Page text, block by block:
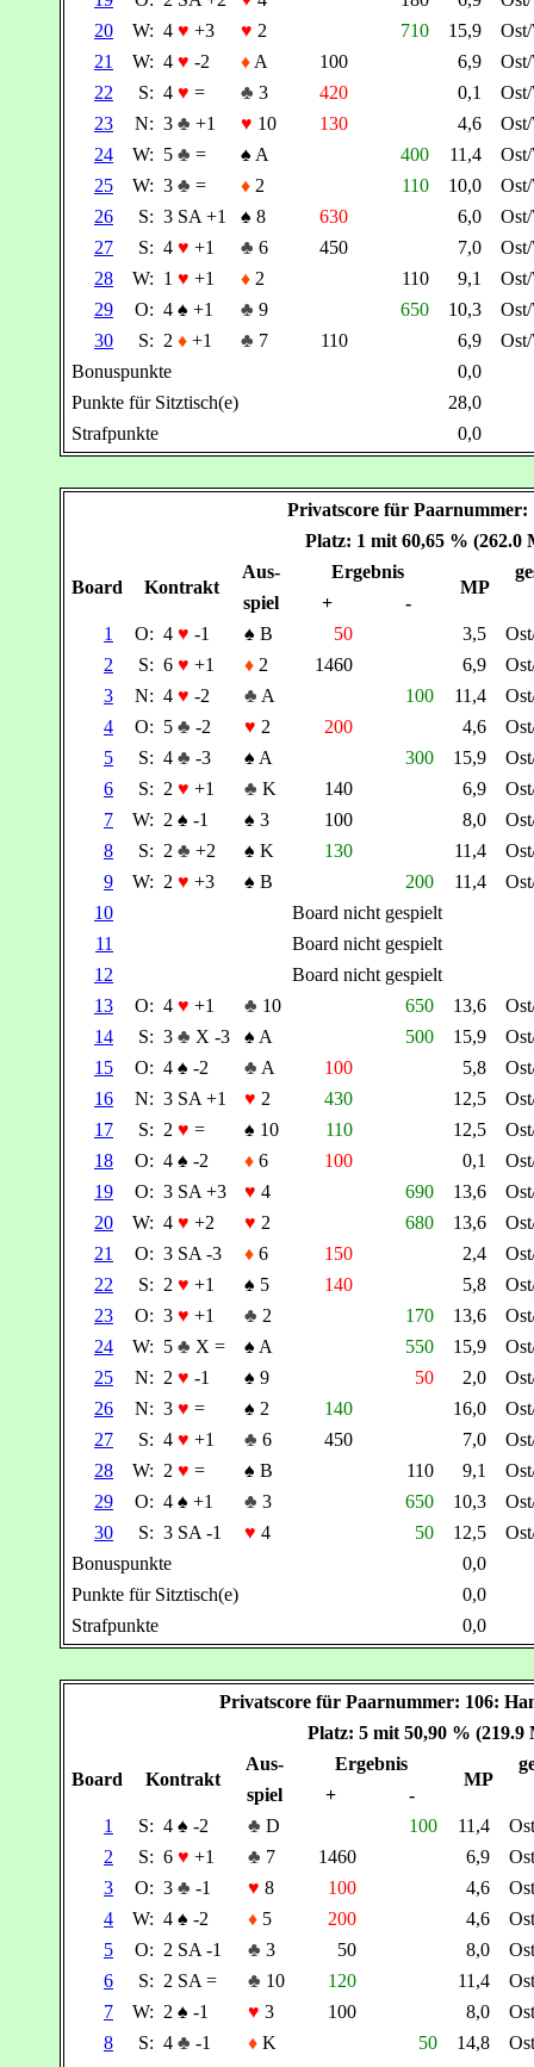
20
W: 4 ♥ +3 ♥ 2 710 15,9
21
W: 4 ♥ -2 ♦ A 100 6,9
22
S: 4 ♥ = ♣ 3 420 0,1
23
N: 3 ♣ +1 ♥ 10 130 4,6
24
W: 5 ♣ = ♠ A 400 11,4
25
W: 3 ♣ = ♦ 2 110 10,0
26
S: 3 SA +1 ♠ 8 630 6,0
27
S: 4 ♥ +1 ♣ 6 450 7,0
28
W: 1 ♥ +1 ♦ 2 110 9,1
29
O: 4 ♠ +1 ♣ 9 650 10,3
30
S: 2 ♦ +1 ♣ 7 110 6,9
Bonuspunkte
0,0
Punkte für Sitztisch(e)
28,0
Strafpunkte
0,0
Privatscore für
Platz: 1 mit 60,65 % (262.0
Board Kontrakt
Aus- Ergebnis
MP
spiel
+ -
1
O: 4 ♥ -1 ♠ B 50 3,5
2
S: 6 ♥ +1 ♦ 2 1460 6,9
3
N: 4 ♥ -2 ♣ A 100 11,4
4
O: 5 ♣ -2 ♥ 2 200 4,6
5
S: 4 ♣ -3 ♠ A 300 15,9
6
S: 2 ♥ +1 ♣ K 140 6,9
7
W: 2 ♠ -1 ♠ 3 100 8,0
8
S: 2 ♣ +2 ♠ K 130 11,4
9
W: 2 ♥ +3 ♠ B 200 11,4
10
Board nicht gespielt
11
Board nicht gespielt
12
Board nicht gespielt
13
O: 4 ♥ +1 ♣ 10 650 13,6
14
S: 3 ♣ X -3 ♠ A 500 15,9
15
O: 4 ♠ -2 ♣ A 100 5,8
16
N: 3 SA +1 ♥ 2 430 12,5
17
S: 2 ♥ = ♠ 10 110 12,5
18
O: 4 ♠ -2 ♦ 6 100 0,1
19
O: 3 SA +3 ♥ 4 690 13,6
20
W: 4 ♥ +2 ♥ 2 680 13,6
21
O: 3 SA -3 ♦ 6 150 2,4
22
S: 2 ♥ +1 ♠ 5 140 5,8
23
O: 3 ♥ +1 ♣ 2 170 13,6
24
W: 5 ♣ X = ♠ A 550 15,9
25
N: 2 ♥ -1 ♠ 9 50 2,0
26
N: 3 ♥ = ♠ 2 140 16,0
27
S: 4 ♥ +1 ♣ 6 450 7,0
28
W: 2 ♥ = ♠ B 110 9,1
29
O: 4 ♠ +1 ♣ 3 650 10,3
30
S: 3 SA -1 ♥ 4 50 12,5
Bonuspunkte
0,0
Punkte für Sitztisch(e)
0,0
Strafpunkte
0,0
Privatscore für Paarnummer: 106:
Platz: 5 mit 50,90 % (219.9
Board Kontrakt
Aus- Ergebnis
MP
spiel
+
-
1
S: 4 ♠ -2 ♣ D 100 11,4
2
S: 6 ♥ +1 ♣ 7 1460 6,9
3
O: 3 ♣ -1 ♥ 8 100 4,6
4
W: 4 ♠ -2 ♦ 5 200 4,6
5
O: 2 SA -1 ♣ 3 50 8,0
6
S: 2 SA = ♣ 10 120 11,4
7
W: 2 ♠ -1 ♥ 3 100 8,0
8
S: 4 ♣ -1 ♦ K 50 14,8